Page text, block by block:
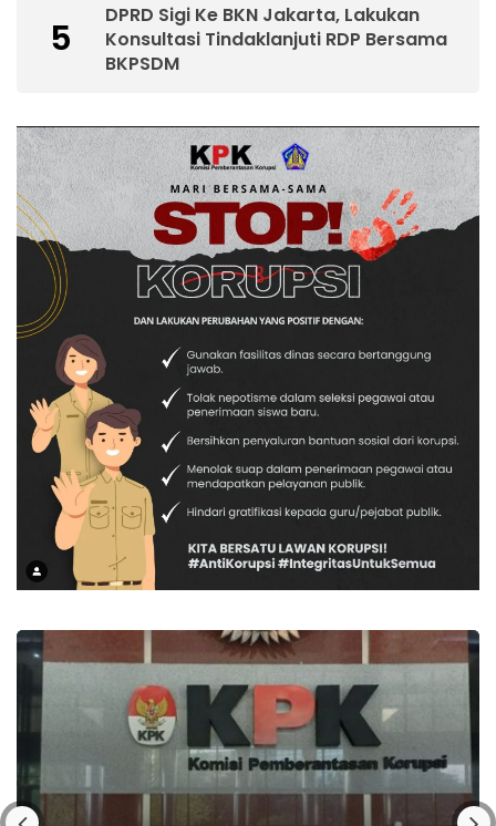
5
DPRD Sigi Ke BKN Jakarta, Lakukan
Konsultasi Tindaklanjuti RDP Bersama
BKPSDM